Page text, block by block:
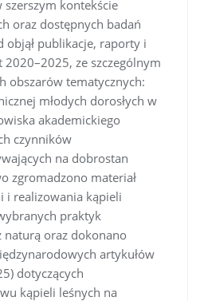
kontekście
oraz dostępnych badań
objął publikacje, raporty i
ze szczególnym
obszarów tematycznych:
młodych dorosłych w
akademickiego
czynników
na dobrostan
zgromadzono materiał
i realizowania kąpieli
praktyk
oraz dokonano
artykułów
dotyczących
kąpieli leśnych na